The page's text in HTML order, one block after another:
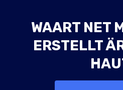
WAART NET
ERSTELLT